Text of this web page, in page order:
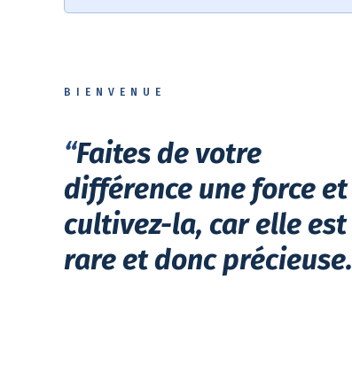
BIENVENUE
“Faites de votre
différence une force et
cultivez-la, car elle est
rare et donc précieuse.